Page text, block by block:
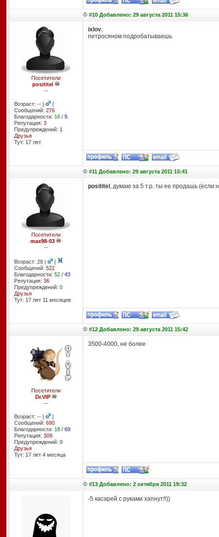
#10 Добавлено: 29 августа 2011 15:36
Посетители
posititel
--
Возраст: -- |
|
Сообщений: 276
Благодарности: 16/ 5
Репутация: 3
Предупреждений: 1
Друзья
Тут: 17 лет
ixlov,
петросяном подробатываешь
#11 Добавлено: 29 августа 2011 15:41
Посетители
max98-03
--
Возраст: 28 |
|
Сообщений: 522
Благодарности: 52/ 43
Репутация: 36
Предупреждений: 0
Друзья
Тут: 17 лет 11 месяцев
posititel , думаю за 5 т.р. ты ее продашь (если
#12 Добавлено: 29 августа 2011 15:42
Посетители
Dr.VIP
--
Возраст: -- |
|
Сообщений: 690
Благодарности: 18/ 69
Репутация: 309
Предупреждений: 0
Друзья
Тут: 17 лет 4 месяцa
3500-4000, не более
#13 Добавлено: 2 октября 2011 19:32
-5 касарей с руками хапнут!!))